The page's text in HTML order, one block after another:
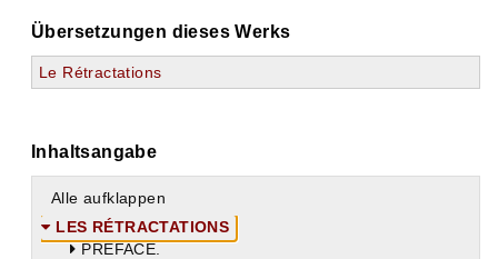
Übersetzungen dieses Werks
Le Rétractations
Inhaltsangabe
Alle aufklappen
LES RÉTRACTATIONS
PRÉFACE.